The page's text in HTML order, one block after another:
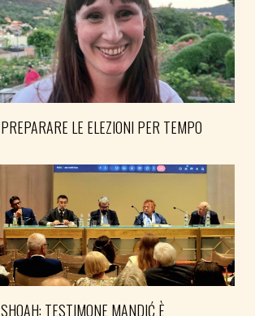
PREPARARE LE ELEZIONI PER TEMPO
SHOAH: TESTIMONE MANDIĆ È